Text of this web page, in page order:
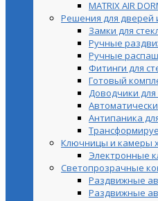
MATRIX AIR
Решения для дверей
Замки для
Ручные
Ручные
Фитинги для
Готовый
Доводчики
Антипаника
Ключницы и камеры
Электронные
Светопрозрачные
Раздвижные
Раздвижные